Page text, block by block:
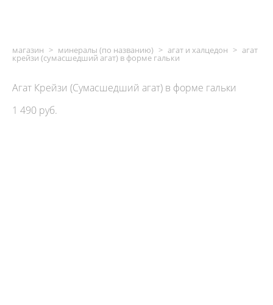
магазин > минералы (по названию) > агат и халцедон > агат
крейзи (сумасшедший агат) в форме гальки
Агат Крейзи (Сумасшедший агат) в форме гальки
1 490 pуб.